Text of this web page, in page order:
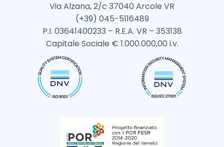
Via Alzana, 2/c 37040 Arcole VR
(+39) 045-5116489
P.I. 03641400233 – R.E.A. VR – 353138
Capitale Sociale € 1.000.000,00 i.v.